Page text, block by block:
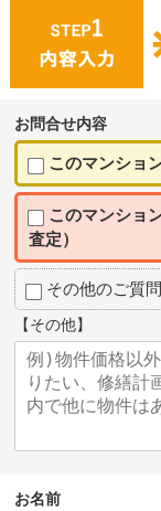
お問合せ内容
このマンショ
このマンショ
査定）
その他のご質
【その他】
お名前